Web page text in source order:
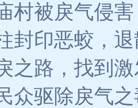
村被戾气侵
封印恶蛟，
之路，找到
众驱除戾气